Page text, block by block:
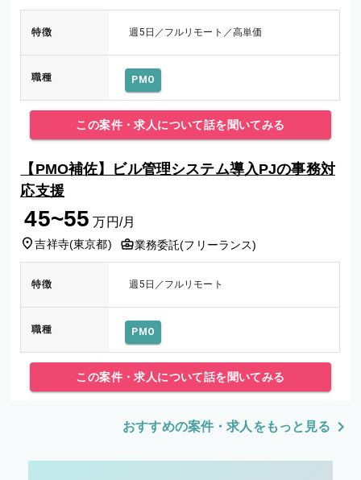
特徴 週5日／フルリモート／高単価
職種 PMO
この案件・求人について話を聞いてみる
【PMO補佐】ビル管理システム導入PJの事務対
応支援
45~55 万円/月
吉祥寺(東京都) 業務委託(フリーランス)
特徴 週5日／フルリモート
職種 PMO
この案件・求人について話を聞いてみる
おすすめの案件・求人をもっと見る